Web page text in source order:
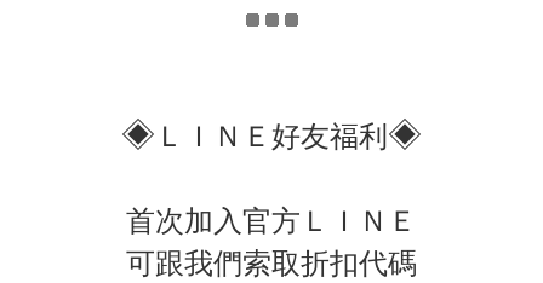
◈ ＬＩＮＥ好友福利◈
首次加入官方ＬＩＮＥ
可跟我們索取折扣代碼